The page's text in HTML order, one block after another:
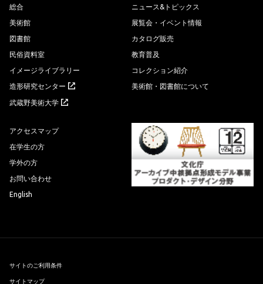
総合
美術館
図書館
民俗資料室
イメージライブラリー
造形研究センター
武蔵野美術大学
ニュース&トピックス
展覧会・イベント情報
カタログ販売
教育普及
コレクション紹介
美術館・図書館について
アクセスマップ
在学生の方
学外の方
お問い合わせ
English
サイトのご利用条件
サイトマップ